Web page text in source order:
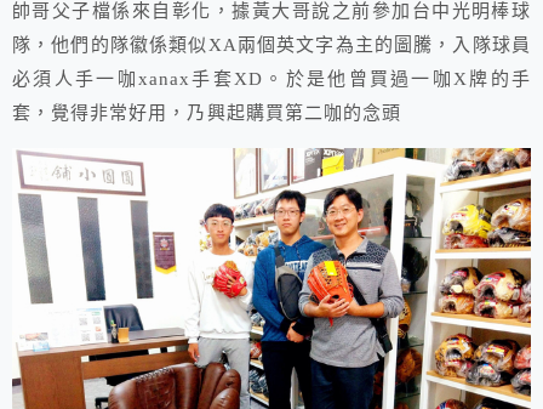
帥哥父子檔係來自彰化，據黃大哥說之前參加台中光明棒球
隊，他們的隊徽係類似XA兩個英文字為主的圖騰，入隊球員
必須人手一咖xanax手套XD。於是他曾買過一咖X牌的手
套，覺得非常好用，乃興起購買第二咖的念頭